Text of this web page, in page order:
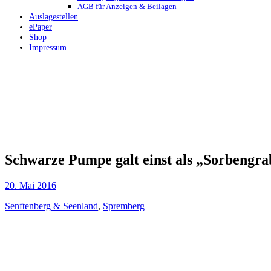
AGB für Anzeigen & Beilagen
Auslagestellen
ePaper
Shop
Impressum
Schwarze Pumpe galt einst als
20. Mai 2016
Senftenberg & Seenland, Spremberg